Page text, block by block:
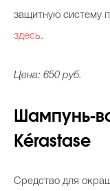
защитную систему
здесь.
Цена: 650 руб.
Шампунь-
Kérastase
Средство для